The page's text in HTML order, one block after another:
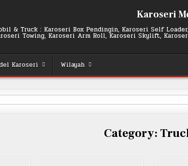
Karoseri
& Truck : Karoseri Box Pendingin, Karoseri Self
Towing, Karoseri Arm Roll, Karoseri Skylift,
Karoseri Wilayah
Category: